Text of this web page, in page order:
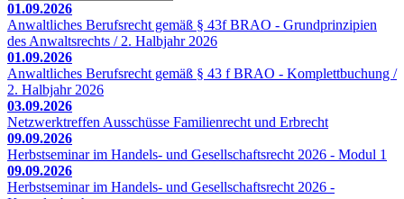
01.09.2026
Anwaltliches Berufsrecht gemäß § 43f BRAO - Grundprinzipien
des Anwaltsrechts / 2. Halbjahr 2026
01.09.2026
Anwaltliches Berufsrecht gemäß § 43 f BRAO - Komplettbuchung /
2. Halbjahr 2026
03.09.2026
Netzwerktreffen Ausschüsse Familienrecht und Erbrecht
09.09.2026
Herbstseminar im Handels- und Gesellschaftsrecht 2026 - Modul 1
09.09.2026
Herbstseminar im Handels- und Gesellschaftsrecht 2026 -